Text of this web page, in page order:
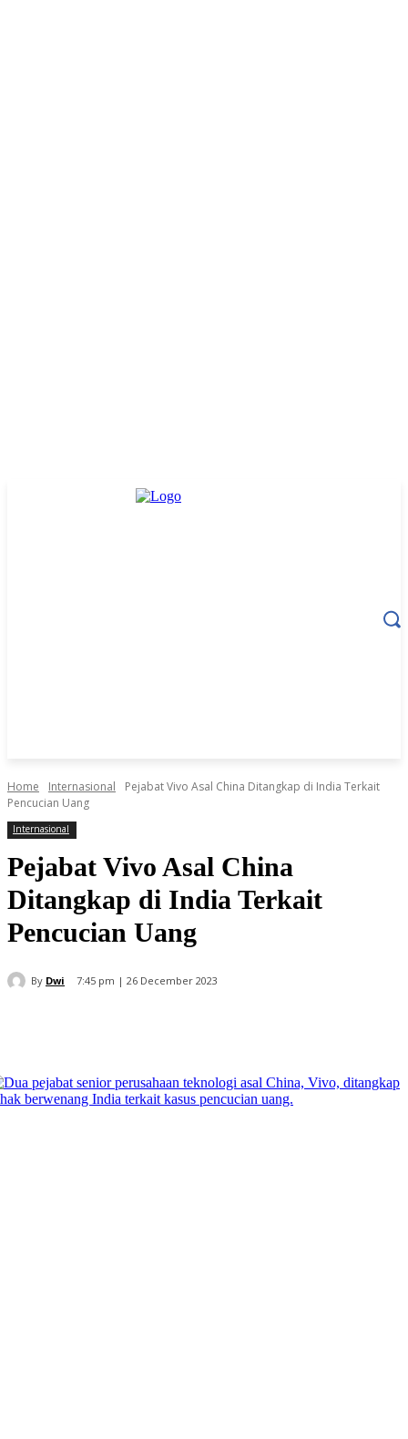
Home Internasional
Pejabat Vivo Asal China Ditangkap di India Terkait
Pencucian Uang
Internasional
Pejabat Vivo Asal China
Ditangkap di India Terkait
Pencucian Uang
By Dwi 7:45 pm | 26 December 2023